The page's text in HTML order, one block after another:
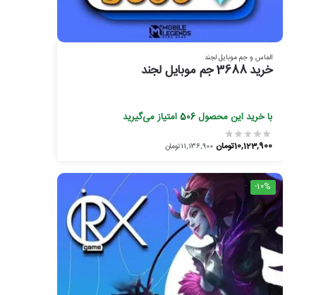
الماس و جم موبایل لجند
خرید 3688 جم موبایل لجند
با خرید این محصول506امتیاز می‌گیرید
11,136,900تومان 10,123,900تومان
-10%